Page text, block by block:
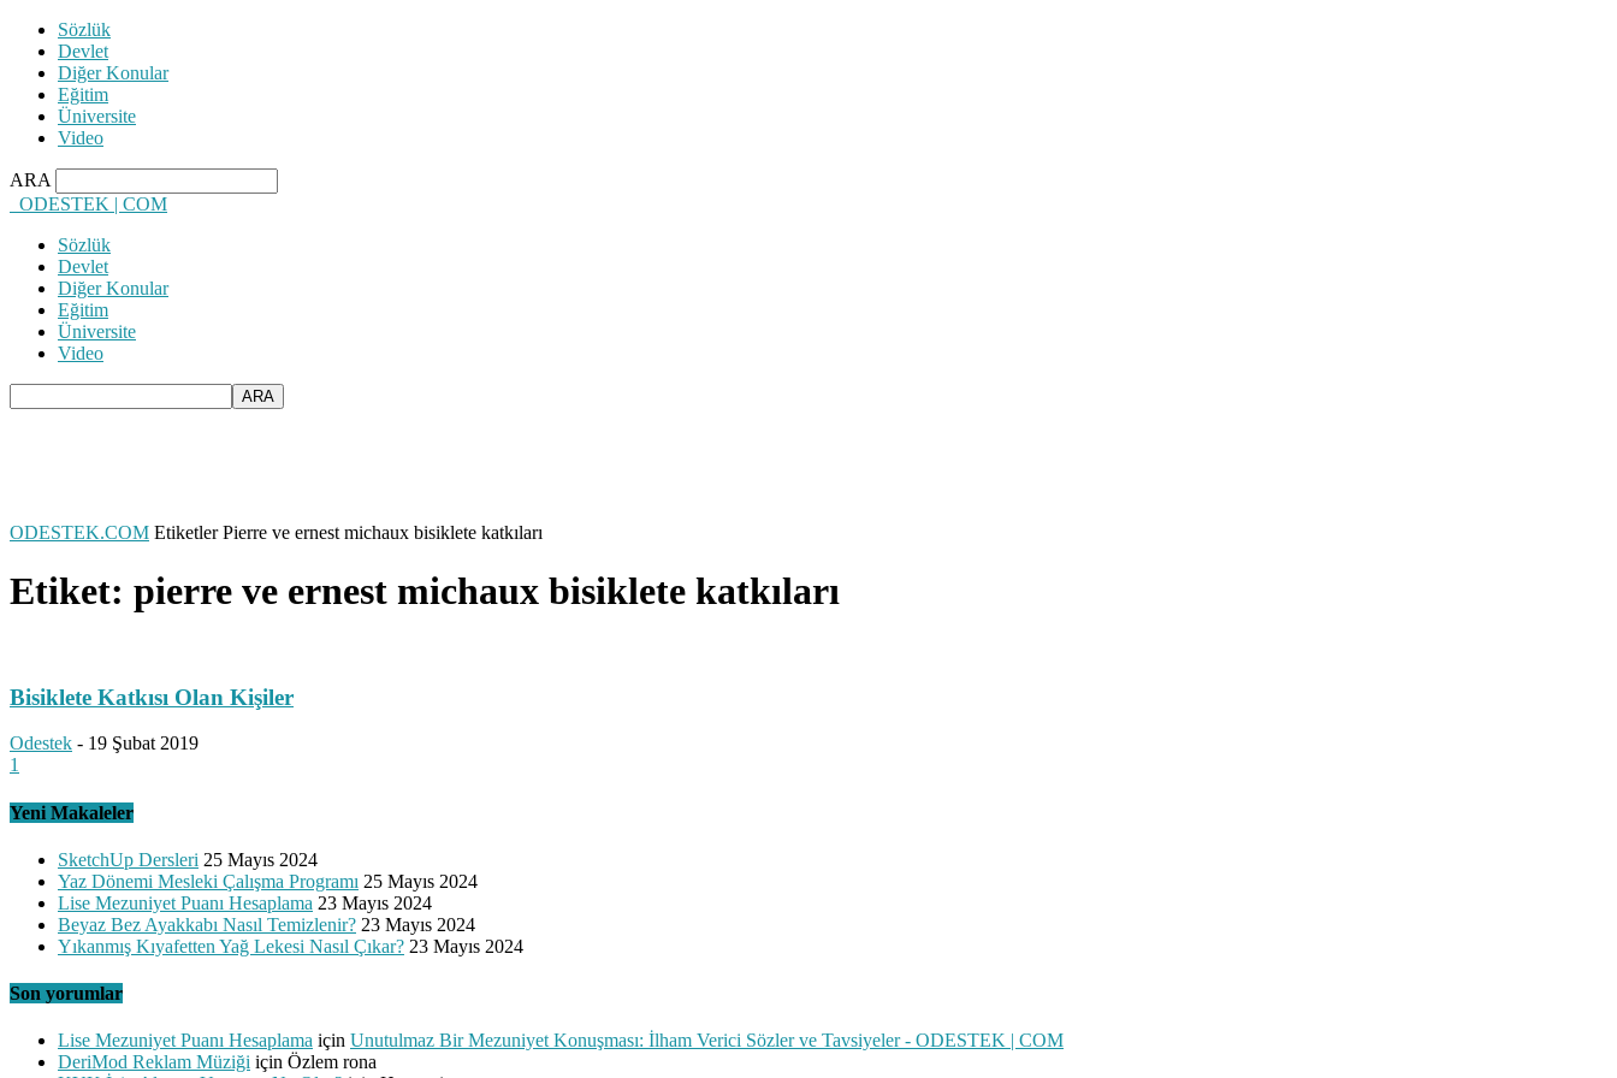
Sözlük
Devlet
Diğer Konular
Eğitim
Üniversite
Video
ARA
ODESTEK | COM
Sözlük
Devlet
Diğer Konular
Eğitim
Üniversite
Video
ODESTEK.COM Etiketler Pierre ve ernest michaux bisiklete katkıları
Etiket: pierre ve ernest michaux bisiklete katkıları
Bisiklete Katkısı Olan Kişiler
Odestek - 19 Şubat 2019
1
Yeni Makaleler
SketchUp Dersleri 25 Mayıs 2024
Yaz Dönemi Mesleki Çalışma Programı 25 Mayıs 2024
Lise Mezuniyet Puanı Hesaplama 23 Mayıs 2024
Beyaz Bez Ayakkabı Nasıl Temizlenir? 23 Mayıs 2024
Yıkanmış Kıyafetten Yağ Lekesi Nasıl Çıkar? 23 Mayıs 2024
Son yorumlar
Lise Mezuniyet Puanı Hesaplama için Unutulmaz Bir Mezuniyet Konuşması: İlham Verici Sözler ve Tavsiyeler - ODESTEK | COM
DeriMod Reklam Müziği için Özlem rona